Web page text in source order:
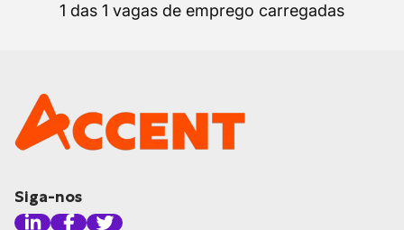
1 das 1 vagas de emprego carregadas
Siga-nos